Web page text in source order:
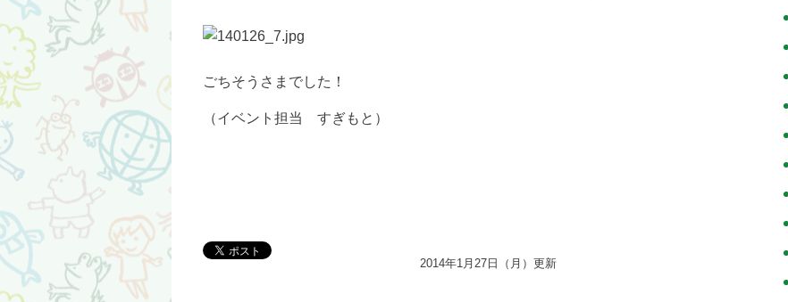
ごちそうさまでした！
（イベント担当 すぎもと）
2014年1月27日（月）更新